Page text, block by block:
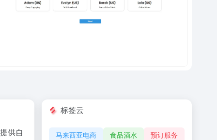
供自
标签云
马来西亚电商 食品酒水
预订服务